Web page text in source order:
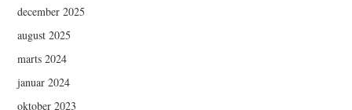
december 2025
august 2025
marts 2024
januar 2024
oktober 2023